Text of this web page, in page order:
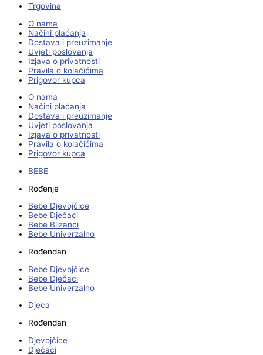
Trgovina
O nama
Načini plaćanja
Dostava i preuzimanje
Uvjeti poslovanja
Izjava o privatnosti
Pravila o kolačićima
Prigovor kupca
O nama
Načini plaćanja
Dostava i preuzimanje
Uvjeti poslovanja
Izjava o privatnosti
Pravila o kolačićima
Prigovor kupca
BEBE
Rođenje
Bebe Djevojčice
Bebe Dječaci
Bebe Blizanci
Bebe Univerzalno
Rođendan
Bebe Djevojčice
Bebe Dječaci
Bebe Univerzalno
Djeca
Rođendan
Djevojčice
Dječaci